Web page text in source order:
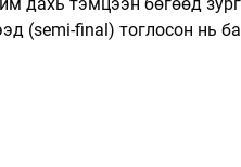
(semi-final) тоглосон нь